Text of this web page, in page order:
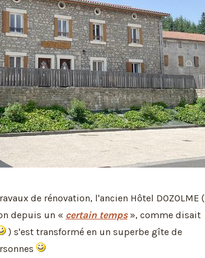
de rénovation, l'ancien Hôtel DOZOLME (
depuis un « certain temps», comme disait
) s'est transformé en un superbe gîte de